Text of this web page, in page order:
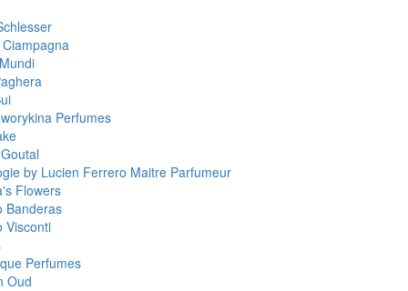
Perfumes
by Lucien Ferrero Maitre Parfumeur
Flowers
Banderas
Visconti
Perfumes
Oud